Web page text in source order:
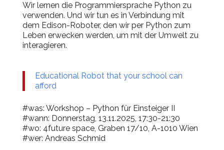
Wir lernen die Programmiersprache Python zu
verwenden. Und wir tun es in Verbindung mit
dem Edison-Roboter, den wir per Python zum
Leben erwecken werden, um mit der Umwelt zu
interagieren.
Educational Robot that your school can
afford
#was: Workshop – Python für Einsteiger II
#wann: Donnerstag, 13.11.2025, 17:30-21:30
#wo: 4future space, Graben 17/10, A-1010 Wien
#wer: Andreas Schmid